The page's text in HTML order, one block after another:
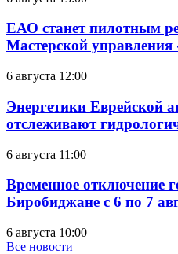
ЕАО станет пилотным
Мастерской управления
6 августа 12:00
Энергетики Еврейской
отслеживают
6 августа 11:00
Временное отключение
Биробиджане с 6 по 7
6 августа 10:00
Все новости